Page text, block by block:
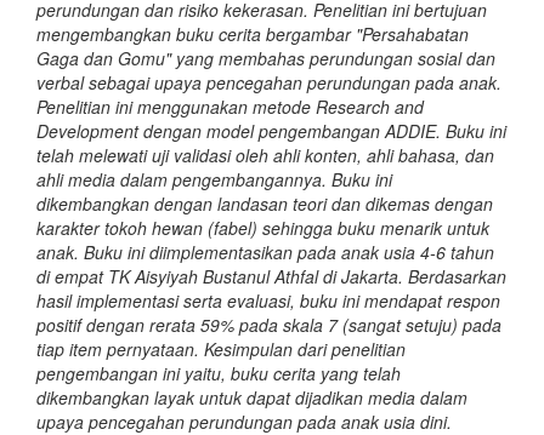
perundungan dan risiko kekerasan. Penelitian ini bertujuan
mengembangkan buku cerita bergambar "Persahabatan
Gaga dan Gomu" yang membahas perundungan sosial dan
verbal sebagai upaya pencegahan perundungan pada anak.
Penelitian ini menggunakan metode Research and
Development dengan model pengembangan ADDIE. Buku ini
telah melewati uji validasi oleh ahli konten, ahli bahasa, dan
ahli media dalam pengembangannya. Buku ini
dikembangkan dengan landasan teori dan dikemas dengan
karakter tokoh hewan (fabel) sehingga buku menarik untuk
anak. Buku ini diimplementasikan pada anak usia 4-6 tahun
di empat TK Aisyiyah Bustanul Athfal di Jakarta. Berdasarkan
hasil implementasi serta evaluasi, buku ini mendapat respon
positif dengan rerata 59% pada skala 7 (sangat setuju) pada
tiap item pernyataan. Kesimpulan dari penelitian
pengembangan ini yaitu, buku cerita yang telah
dikembangkan layak untuk dapat dijadikan media dalam
upaya pencegahan perundungan pada anak usia dini.